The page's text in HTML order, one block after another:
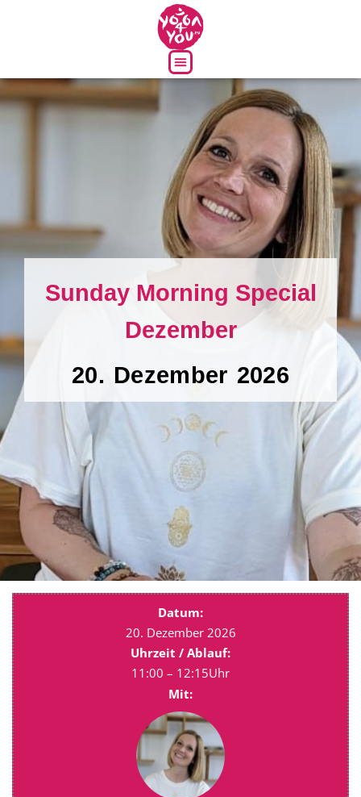
Sunday Morning Special
Dezember
20. Dezember 2026
Datum:
20. Dezember 2026
Uhrzeit / Ablauf:
11:00 – 12:15Uhr
Mit: